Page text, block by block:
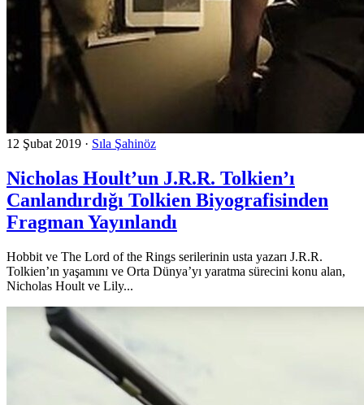
12 Şubat 2019 · Sıla Şahinöz
Nicholas Hoult’un J.R.R. Tolkien’ı
Canlandırdığı Tolkien Biyografisinden
Fragman Yayınlandı
Hobbit ve The Lord of the Rings serilerinin usta yazarı J.R.R.
Tolkien’ın yaşamını ve Orta Dünya’yı yaratma sürecini konu alan,
Nicholas Hoult ve Lily...